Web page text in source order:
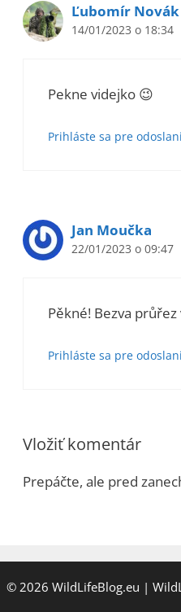
Ľubomír Novák
14/01/2023 o 18:34
Pekne videjko 😉
Prihláste sa pre
Jan Moučka
22/01/2023 o 09:47
Pěkné! Bezva průřez
Prihláste sa pre
Vložiť komentár
Prepáčte, ale pred
© 2026 WildLifeBlog.eu |